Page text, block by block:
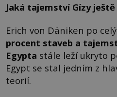
Jaká tajemství Gízy
Erich von Däniken po
procent staveb a
Egypta stále leží ukryto
Egypt se stal jedním z
teorií.